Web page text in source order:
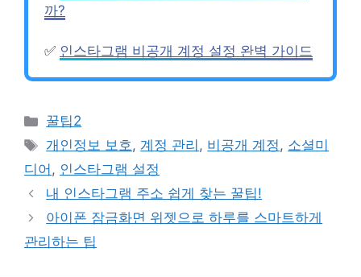
까?
✅ 인스타그램 비공개 계정 설정 완벽 가이드
Categories
꿀팁2
Tags
개인정보 보호, 계정 관리 , 비공개 계정, 소셜미
디어 , 인스타그램 설정
내 인스타그램 주소 쉽게 찾는 꿀팁!
아이폰 잠금화면 위젯으로 하루를 스마트하게
관리하는 팁